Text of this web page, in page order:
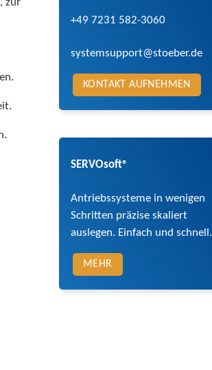
zur
+49 7231 582-3060
systemsupport@stoeber.de
KONTAKT AUFNEHMEN
SERVOsoft®
Antriebssysteme in wenigen
Schritten präzise skaliert
auslegen. Einfach und schnell.
MEHR